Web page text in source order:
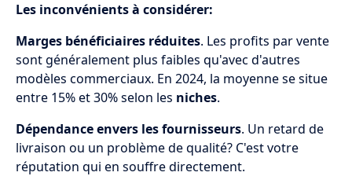
Les inconvénients à considérer:
Marges bénéficiaires réduites. Les profits par vente
sont généralement plus faibles qu'avec d'autres
modèles commerciaux. En 2024, la moyenne se situe
entre 15% et 30% selon les niches.
Dépendance envers les fournisseurs. Un retard de
livraison ou un problème de qualité? C'est votre
réputation qui en souffre directement.